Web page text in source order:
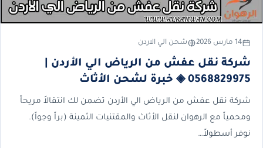
14 مارس 2026 شحن الي الاردن
شركة نقل عفش من الرياض الي الأردن |
0568829975 ◈ خبرة لشحن الأثاث
شركة نقل عفش من الرياض الي الأردن تضمن لك انتقالاً مريحاً
ومحمياً مع الرهوان لنقل الأثاث والمقتنيات الثمينة (براً وجواً).
نوفر أسطولاً…